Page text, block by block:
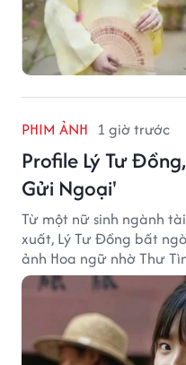
PHIM ẢNH 1 giờ trước
Profile Lý Tư
Gửi Ngoại'
Từ một nữ sinh ngành
xuất, Lý Tư Đồng bất
ảnh Hoa ngữ nhờ Thư
bộ phim doanh thu hơn
ngoặt lớn trong cuộc